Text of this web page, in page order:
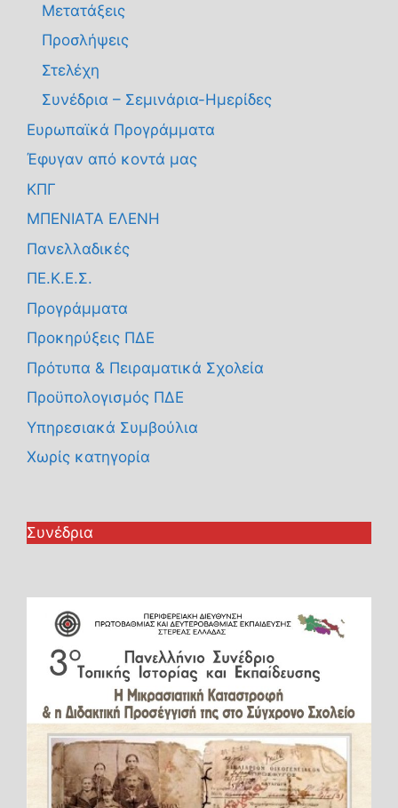
Μετατάξεις
Προσλήψεις
Στελέχη
Συνέδρια – Σεμινάρια-Ημερίδες
Ευρωπαϊκά Προγράμματα
Έφυγαν από κοντά μας
ΚΠΓ
ΜΠΕΝΙΑΤΑ ΕΛΕΝΗ
Πανελλαδικές
ΠΕ.Κ.Ε.Σ.
Προγράμματα
Προκηρύξεις ΠΔΕ
Πρότυπα & Πειραματικά Σχολεία
Προϋπολογισμός ΠΔΕ
Υπηρεσιακά Συμβούλια
Χωρίς κατηγορία
Συνέδρια